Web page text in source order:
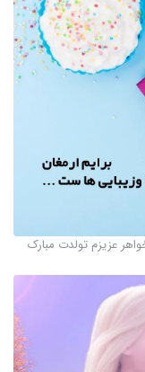
عزیزم تولدت مبارک